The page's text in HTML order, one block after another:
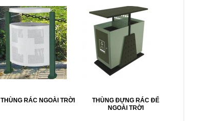
THÙNG RÁC NGOÀI TRỜI
THÙNG ĐỰNG RÁC ĐỂ
NGOÀI TRỜI